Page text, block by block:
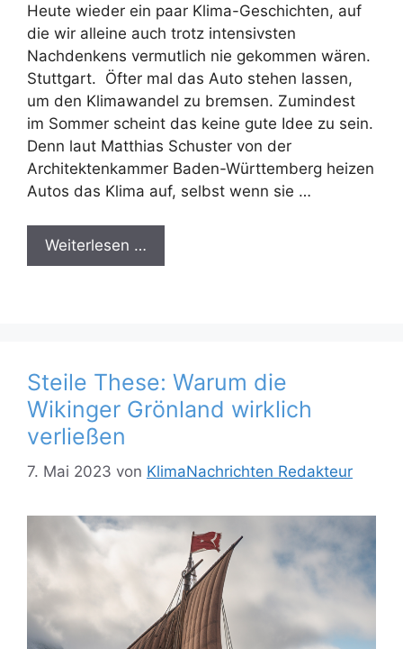
Heute wieder ein paar Klima-Geschichten, auf
die wir alleine auch trotz intensivsten
Nachdenkens vermutlich nie gekommen wären.
Stuttgart. Öfter mal das Auto stehen lassen,
um den Klimawandel zu bremsen. Zumindest
im Sommer scheint das keine gute Idee zu sein.
Denn laut Matthias Schuster von der
Architektenkammer Baden-Württemberg heizen
Autos das Klima auf, selbst wenn sie …
Weiterlesen …
Steile These: Warum die
Wikinger Grönland wirklich
verließen
7. Mai 2023 von KlimaNachrichten Redakteur